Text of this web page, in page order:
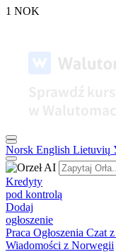
1 NOK
Norsk English Lietuvių
Kredyty
pod kontrolą
Dodaj
ogłoszenie
Praca Ogłoszenia Czat
Wiadomości z Norwegii